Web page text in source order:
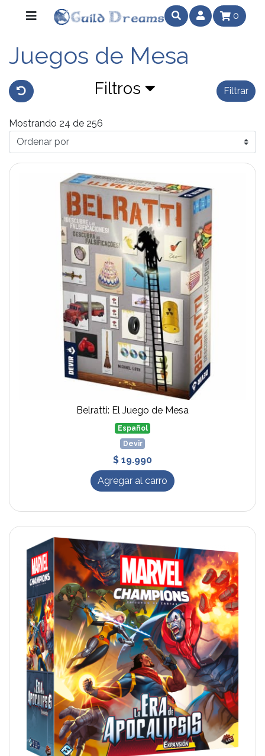
0
Juegos de Mesa
Filtros Filtrar
Mostrando 24 de 256
Belratti: El Juego de Mesa
Español
Devir
$ 19.990
Agregar al carro